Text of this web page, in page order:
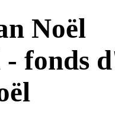
Noël
fonds